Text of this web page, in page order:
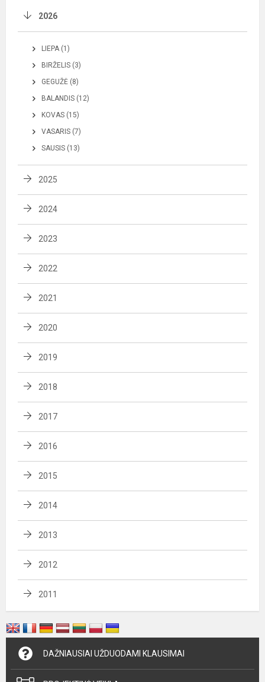
2026
LIEPA (1)
BIRŽELIS (3)
GEGUŽĖ (8)
BALANDIS (12)
KOVAS (15)
VASARIS (7)
SAUSIS (13)
2025
2024
2023
2022
2021
2020
2019
2018
2017
2016
2015
2014
2013
2012
2011
DAŽNIAUSIAI UŽDUODAMI KLAUSIMAI